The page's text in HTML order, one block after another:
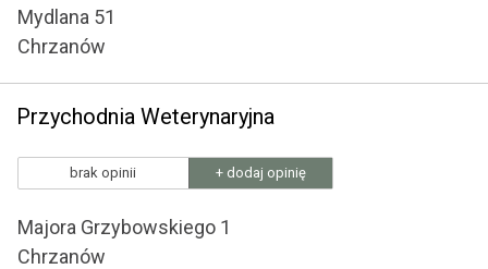
Mydlana 51
Chrzanów
Przychodnia Weterynaryjna
brak opinii + dodaj opinię
Majora Grzybowskiego 1
Chrzanów